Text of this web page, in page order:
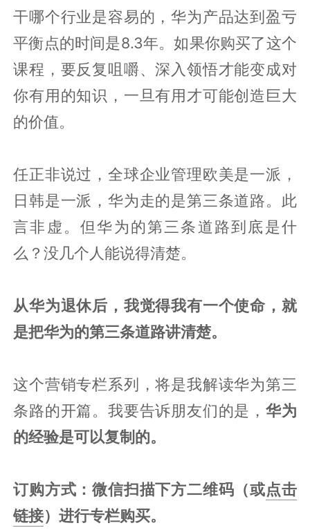
干哪个行业是容易的，华为产品达到盈亏
平衡点的时间是8.3年。如果你购买了这个
课程，要反复咀嚼、深入领悟才能变成对
你有用的知识，一旦有用才可能创造巨大
的价值。
任正非说过，全球企业管理欧美是一派，
日韩是一派，华为走的是第三条道路。此
言非虚。但华为的第三条道路到底是什
么？没几个人能说得清楚。
从华为退休后，我觉得我有一个使命，就
是把华为的第三条道路讲清楚。
这个营销专栏系列，将是我解读华为第三
条路的开篇。我要告诉朋友们的是，华为
的经验是可以复制的。
订购方式：微信扫描下方二维码（或点击
链接）进行专栏购买。